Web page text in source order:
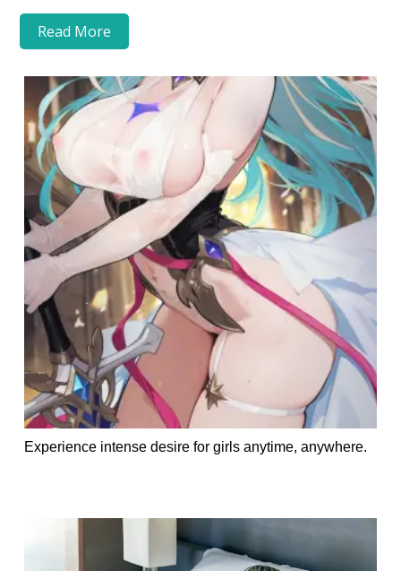
Read More
Experience intense desire for girls anytime, anywhere.